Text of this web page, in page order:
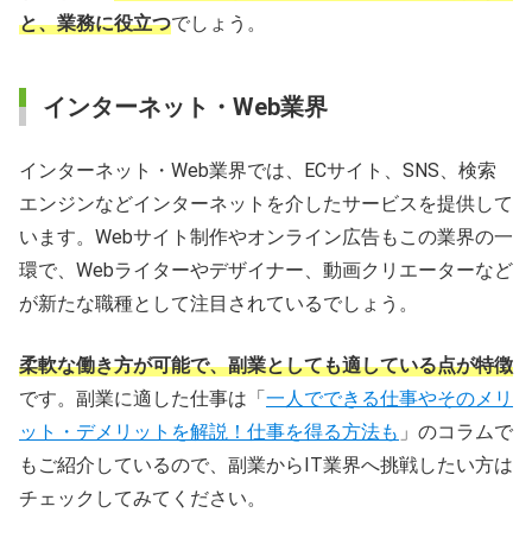
と、業務に役立つでしょう。
インターネット・Web業界
インターネット・Web業界では、ECサイト、SNS、検索
エンジンなどインターネットを介したサービスを提供して
います。Webサイト制作やオンライン広告もこの業界の一
環で、Webライターやデザイナー、動画クリエーターなど
が新たな職種として注目されているでしょう。
柔軟な働き方が可能で、副業としても適している点が特徴
です。副業に適した仕事は「 一人でできる仕事やそのメリ
ット・デメリットを解説！仕事を得る方法も 」のコラムで
もご紹介しているので、副業からIT業界へ挑戦したい方は
チェックしてみてください。